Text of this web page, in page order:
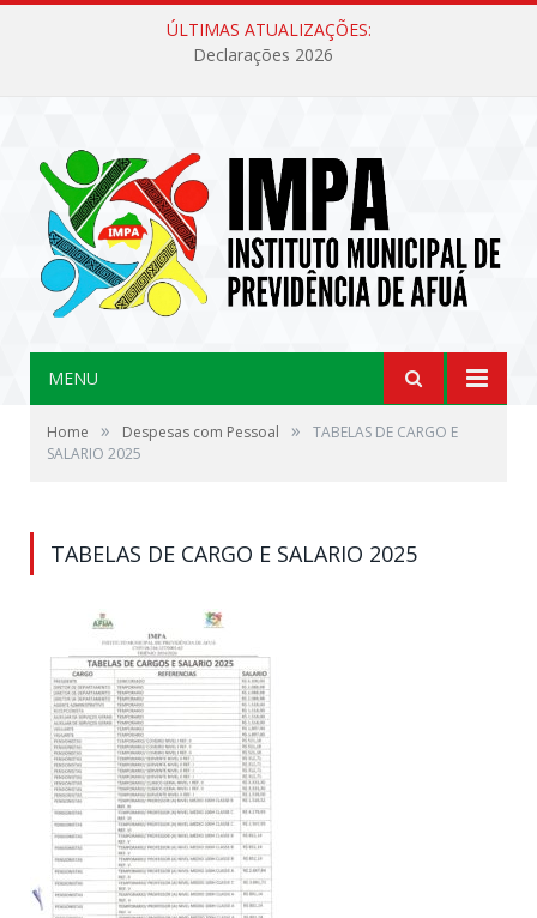
ÚLTIMAS ATUALIZAÇÕES:
Declarações 2026
MENU
Home » Despesas com Pessoal »
TABELAS DE CARGO E
SALARIO 2025
TABELAS DE CARGO E SALARIO 2025